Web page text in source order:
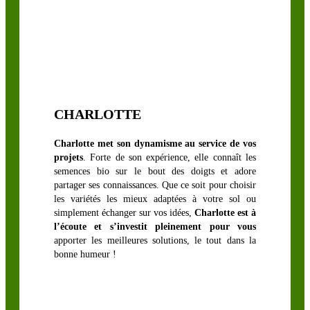
CHARLOTTE
Charlotte met son dynamisme au service de vos
projets. Forte de son expérience, elle connaît les
semences bio sur le bout des doigts et adore
partager ses connaissances. Que ce soit pour choisir
les variétés les mieux adaptées à votre sol ou
simplement échanger sur vos idées, Charlotte est à
l’écoute et s’investit pleinement pour vous
apporter les meilleures solutions, le tout dans la
bonne humeur !